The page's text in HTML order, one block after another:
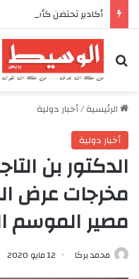
بحث عن
الرئيسية/أخبار دولية
أخبار دولية
الدكتور بن
مخرجات عرض
مصير الموسم
محمد بركا 12 مايو 2020